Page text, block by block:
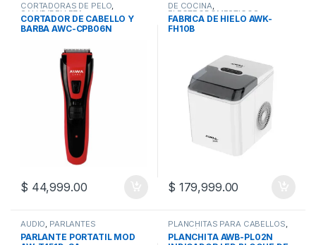
CORTADORAS DE PELO,
SALUD/BELLEZA
SALUD/BELLEZA/FITNESS
CORTADOR DE CABELLO Y
BARBA AWC-CPB06N
$ 44,999.00
DE COCINA,
ELECTRODOMESTICOS,
MAQUINA DE HIELO
FABRICA DE HIELO AWK-
FH10B
$ 179,999.00
AUDIO, PARLANTES
PARLANTE PORTATIL MOD
PLANCHITAS PARA CABELLOS,
SALUD/BELLEZA,
SALUD/BELLEZA/FITNESS
PLANCHITA AWB-PL02N